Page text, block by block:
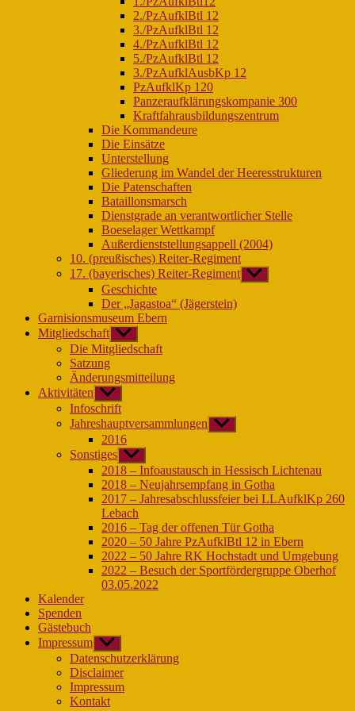
2./PzAufklBtl 12
3./PzAufklBtl 12
4./PzAufklBtl 12
5./PzAufklBtl 12
3./PzAufklAusbKp 12
PzAufklKp 120
Panzeraufklärungskompanie 300
Kraftfahrausbildungszentrum
Die Kommandeure
Die Einsätze
Unterstellung
Gliederung im Wandel der Heeresstrukturen
Die Patenschaften
Bataillonsmarsch
Dienstgrade an verantwortlicher Stelle
Boeselager Wettkampf
Außerdienststellungsappell (2004)
10. (preußisches) Reiter-Regiment
17. (bayerisches) Reiter-Regiment Untermenü
anzeigen
Geschichte
Der „Jagastoa“ (Jägerstein)
Garnisionsmuseum Ebern
Mitgliedschaft Untermenü
anzeigen
Die Mitgliedschaft
Satzung
Änderungsmitteilung
Aktivitäten Untermenü
anzeigen
Infoschrift
Jahreshauptversammlungen Untermenü
anzeigen
2016
Sonstiges Untermenü
anzeigen
2018 – Infoaustausch in Hessisch Lichtenau
2018 – Neujahrsempfang in Gotha
2017 – Jahresabschlussfeier bei LLAufklKp 260
Lebach
2016 – Tag der offenen Tür Gotha
2020 – 50 Jahre PzAufklBtl 12 in Ebern
2022 – 50 Jahre RK Hochstadt und Umgebung
2022 – Besuch der Sportfördergruppe Oberhof
03.05.2022
Kalender
Spenden
Gästebuch
Impressum Untermenü
anzeigen
Datenschutzerklärung
Disclaimer
Impressum
Kontakt